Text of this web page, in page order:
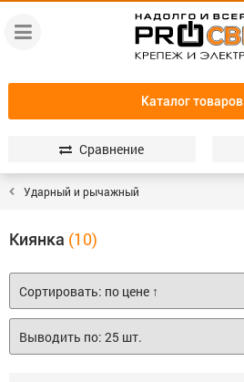
Каталог товаров
Сравнение
Ударный и рычажный
Киянка